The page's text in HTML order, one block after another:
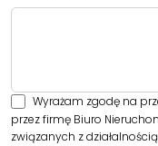
Wyrażam zgodę na
przez firmę Biuro
związanych z